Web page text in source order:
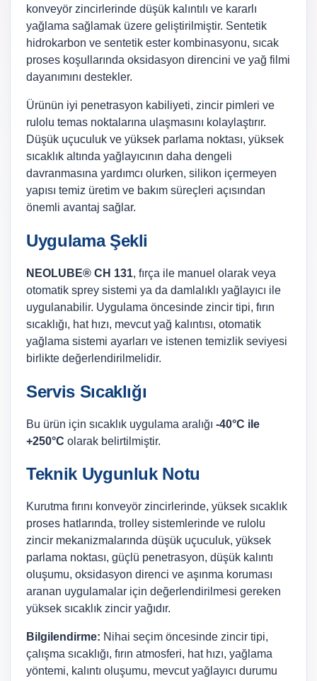
konveyör zincirlerinde düşük kalıntılı ve kararlı
yağlama sağlamak üzere geliştirilmiştir. Sentetik
hidrokarbon ve sentetik ester kombinasyonu, sıcak
proses koşullarında oksidasyon direncini ve yağ filmi
dayanımını destekler.
Ürünün iyi penetrasyon kabiliyeti, zincir pimleri ve
rulolu temas noktalarına ulaşmasını kolaylaştırır.
Düşük uçuculuk ve yüksek parlama noktası, yüksek
sıcaklık altında yağlayıcının daha dengeli
davranmasına yardımcı olurken, silikon içermeyen
yapısı temiz üretim ve bakım süreçleri açısından
önemli avantaj sağlar.
Uygulama Şekli
NEOLUBE® CH 131, fırça ile manuel olarak veya
otomatik sprey sistemi ya da damlalıklı yağlayıcı ile
uygulanabilir. Uygulama öncesinde zincir tipi, fırın
sıcaklığı, hat hızı, mevcut yağ kalıntısı, otomatik
yağlama sistemi ayarları ve istenen temizlik seviyesi
birlikte değerlendirilmelidir.
Servis Sıcaklığı
Bu ürün için sıcaklık uygulama aralığı -40°C ile
+250°C olarak belirtilmiştir.
Teknik Uygunluk Notu
Kurutma fırını konveyör zincirlerinde, yüksek sıcaklık
proses hatlarında, trolley sistemlerinde ve rulolu
zincir mekanizmalarında düşük uçuculuk, yüksek
parlama noktası, güçlü penetrasyon, düşük kalıntı
oluşumu, oksidasyon direnci ve aşınma koruması
aranan uygulamalar için değerlendirilmesi gereken
yüksek sıcaklık zincir yağıdır.
Bilgilendirme: Nihai seçim öncesinde zincir tipi,
çalışma sıcaklığı, fırın atmosferi, hat hızı, yağlama
yöntemi, kalıntı oluşumu, mevcut yağlayıcı durumu